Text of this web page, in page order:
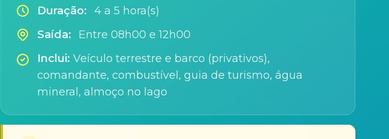
Duração: 4 a 5 hora(s)
Saída:
Entre 08h00 e 12h00
Inclui: Veículo terrestre e barco (privativos),
comandante, combustível, guia de turismo, água
mineral, almoço no lago